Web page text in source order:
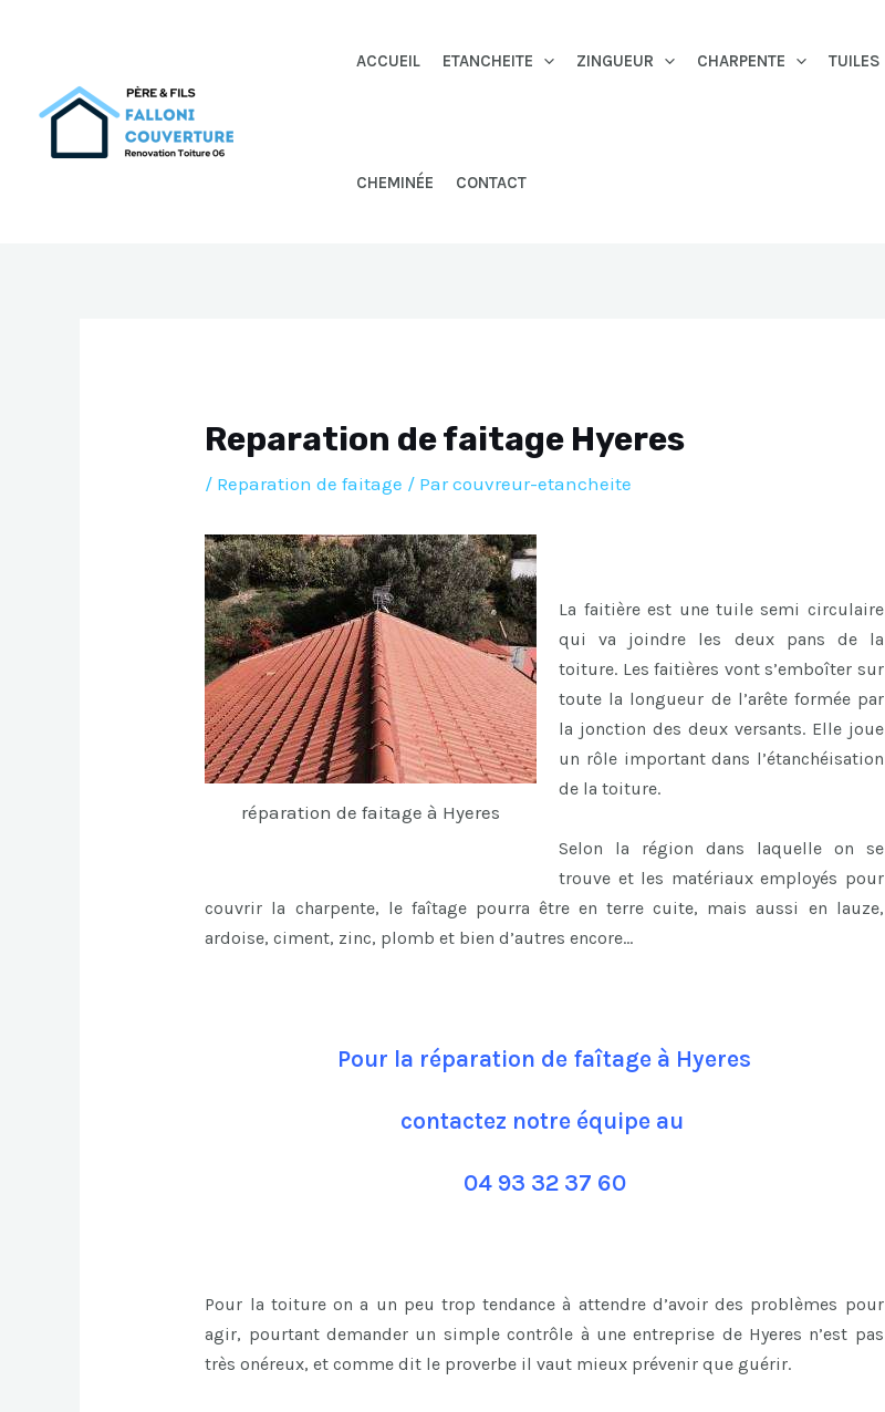
ACCUEIL ETANCHEITE ZINGUEUR CHARPENTE TUILES
CHEMINÉE CONTACT
Reparation de faitage Hyeres
/ Reparation de faitage / Parcouvreur-etancheite
réparation de faitage à Hyeres
La faitière est une tuile semi circulaire
qui va joindre les deux pans de la
toiture. Les faitières vont s’emboîter sur
toute la longueur de l’arête formée par
la jonction des deux versants. Elle joue
un rôle important dans l’étanchéisation
de la toiture.
Selon la région dans laquelle on se
trouve et les matériaux employés pour
couvrir la charpente, le faîtage pourra être en terre cuite, mais aussi en lauze,
ardoise, ciment, zinc, plomb et bien d’autres encore…
Pour la réparation de faîtage à Hyeres
contactez notre équipe au
04 93 32 37 60
Pour la toiture on a un peu trop tendance à attendre d’avoir des problèmes pour
agir, pourtant demander un simple contrôle à une entreprise de Hyeres n’est pas
très onéreux, et comme dit le proverbe il vaut mieux prévenir que guérir.